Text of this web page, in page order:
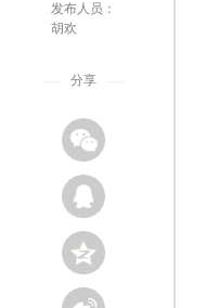
发布人员：
胡欢
分享